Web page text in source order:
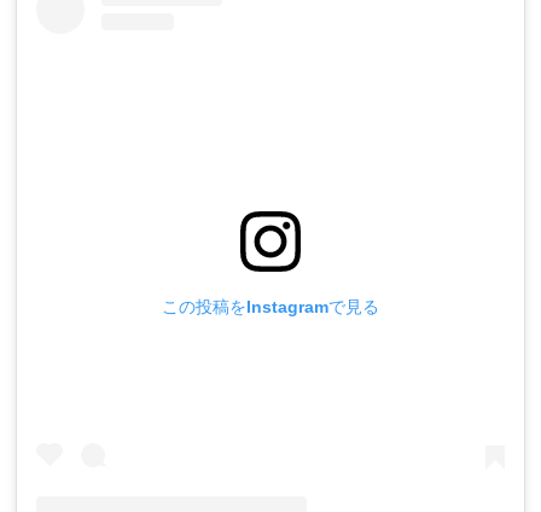
この投稿をInstagramで見る